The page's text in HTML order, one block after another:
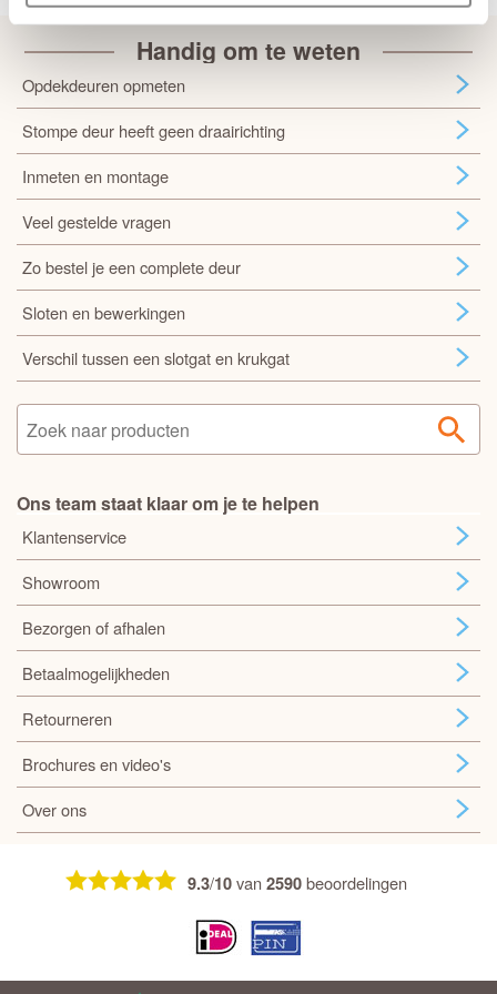
Handig om te weten
Opdekdeuren opmeten
Stompe deur heeft geen draairichting
Inmeten en montage
Veel gestelde vragen
Zo bestel je een complete deur
Sloten en bewerkingen
Verschil tussen een slotgat en krukgat
Ons team staat klaar om je te helpen
Klantenservice
Showroom
Bezorgen of afhalen
Betaalmogelijkheden
Retourneren
Brochures en video's
Over ons
9.3/10van2590beoordelingen